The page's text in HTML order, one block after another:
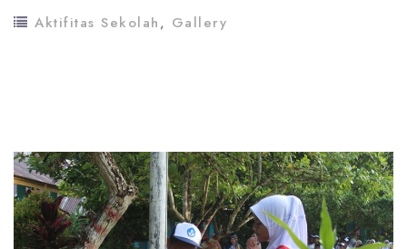
Aktifitas Sekolah, Gallery